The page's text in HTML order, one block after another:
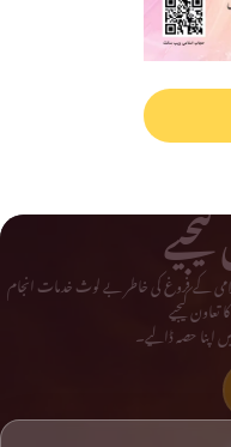
کے فروغ کی خاطر بے لوث خدمات انجام
کیجیے
اپنا حصہ ڈالیے۔